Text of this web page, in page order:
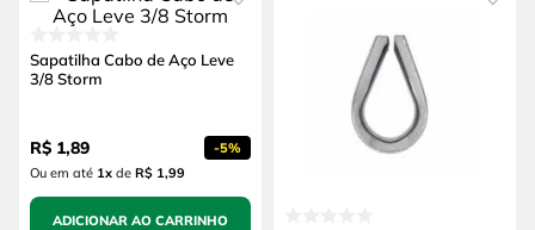
Sapatilha Cabo de Aço Leve
3/8 Storm
R$ 1,89 -5%
Ou em até 1x de R$ 1,99
ADICIONAR AO CARRINHO